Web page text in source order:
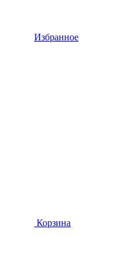
Избранное
Корзина